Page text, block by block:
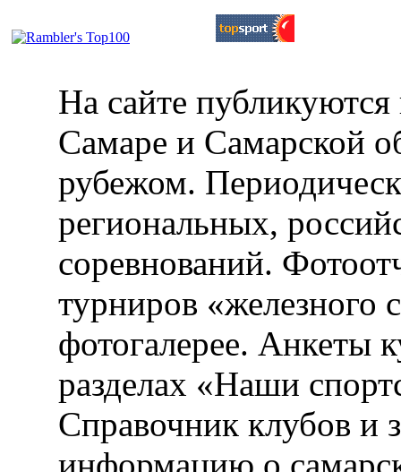
На сайте публикуются
Самаре и Самарской
рубежом.
региональных,
соревнований.
турниров «железного
фотогалерее. Анкеты
разделах «Наши
Справочник клубов и
информацию о